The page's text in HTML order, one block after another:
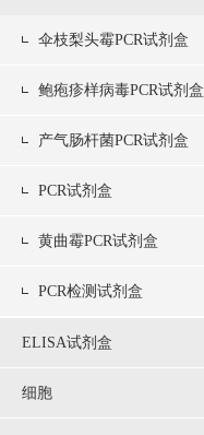
伞枝梨头霉PCR试剂盒
鲍疱疹样病毒PCR试剂盒
产气肠杆菌PCR试剂盒
PCR试剂盒
黄曲霉PCR试剂盒
PCR检测试剂盒
ELISA试剂盒
细胞